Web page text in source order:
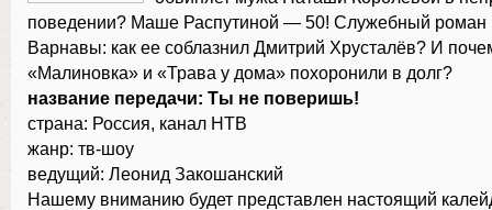
поведении? Маше Распутиной — 50! Служебный роман
Варнавы: как ее соблазнил Дмитрий Хрусталёв? И
«Малиновка» и «Трава у дома» похоронили в долг?
название передачи: Ты не поверишь!
страна: Россия, канал НТВ
жанр: тв-шоу
ведущий: Леонид Закoшанский
Нашему вниманию будет представлен настоящий